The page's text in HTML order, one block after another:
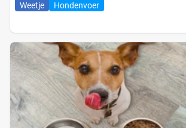
Weetje Hondenvoer